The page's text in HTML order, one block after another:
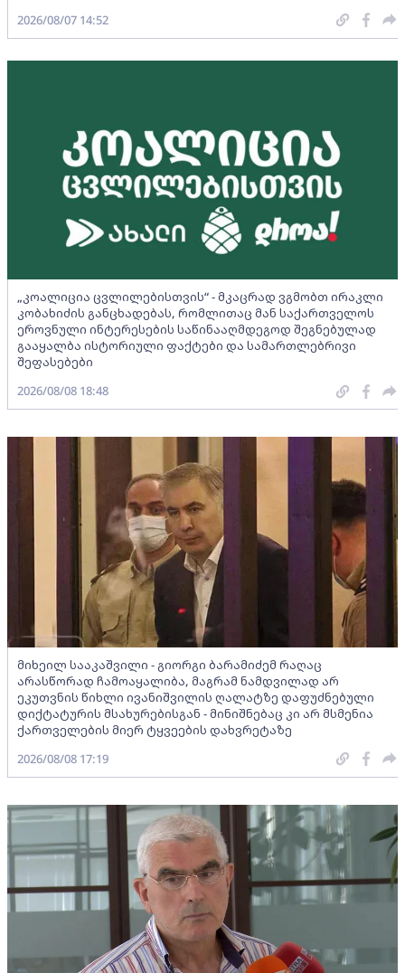
2026/08/07 14:52
„კოალიცია ცვლილებისთვის“ - მკაცრად ვგმობთ ირაკლი
კობახიძის განცხადებას, რომლითაც მან საქართველოს
ეროვნული ინტერესების საწინააღმდეგოდ შეგნებულად
გააყალბა ისტორიული ფაქტები და სამართლებრივი
შეფასებები
2026/08/08 18:48
მიხეილ სააკაშვილი - გიორგი ბარამიძემ რაღაც
არასწორად ჩამოაყალიბა, მაგრამ ნამდვილად არ
ეკუთვნის წიხლი ივანიშვილის ღალატზე დაფუძნებული
დიქტატურის მსახურებისგან - მინიშნებაც კი არ მსმენია
ქართველების მიერ ტყვეების დახვრეტაზე
2026/08/08 17:19